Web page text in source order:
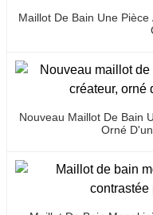
Maillot De Bain Une
Nouveau Maillot De Bain
Orné